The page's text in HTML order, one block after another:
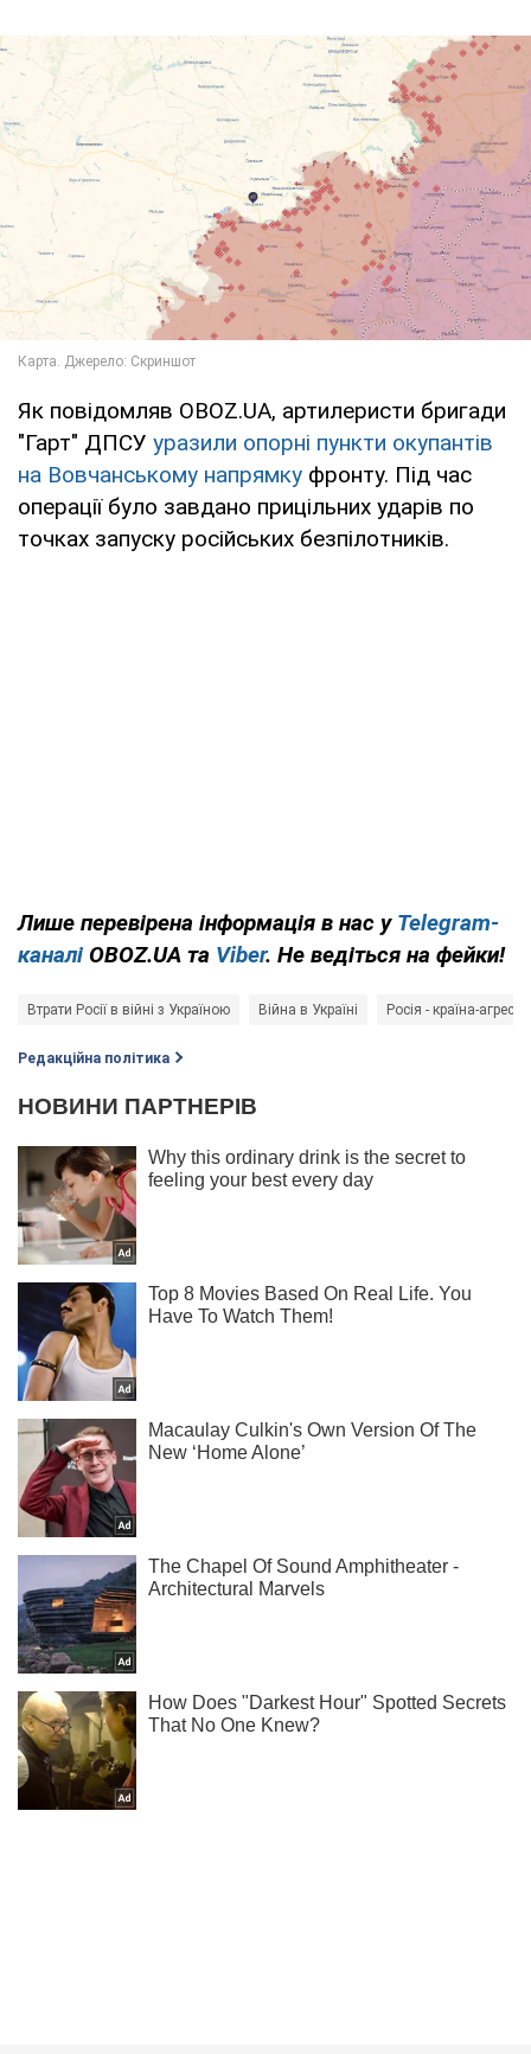
Як повідомляв OBOZ.UA, артилеристи бригади
"Гарт" ДПСУ уразили опорні пункти окупантів
на Вовчанському напрямку фронту. Під час
операції було завдано прицільних ударів по
точках запуску російських безпілотників.
Лише перевірена інформація в нас у Telegram-
каналі OBOZ.UA та Viber. Не ведіться на фейки!
Втрати Росії в війні з Україною Війна в Україні Росія - країна-агресор
Редакційна політика